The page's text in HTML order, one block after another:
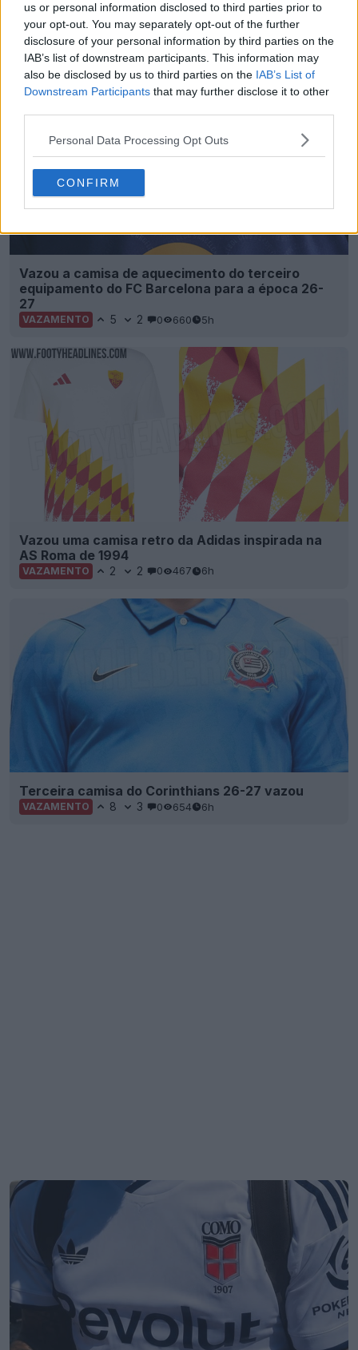
us or personal information disclosed to third parties prior to
your opt-out. You may separately opt-out of the further
disclosure of your personal information by third parties on the
IAB’s list of downstream participants. This information may
also be disclosed by us to third parties on the IAB’s List of
Downstream Participants that may further disclose it to other
Personal Data Processing Opt Outs
CONFIRM
Vazou a terceira camisa do Bayern de Munique
para 2026-2027 – Imagens oficiais
VAZAMENTO 78 46 0 100.3K 1h
Vazou a camisa de aquecimento do terceiro
equipamento do FC Barcelona para a época 26-
27
VAZAMENTO 5 2 0 660 5h
Vazou uma camisa retro da Adidas inspirada na
AS Roma de 1994
VAZAMENTO 2 2 0 467 6h
Terceira camisa do Corinthians 26-27 vazou
VAZAMENTO 8 3 0 654 6h